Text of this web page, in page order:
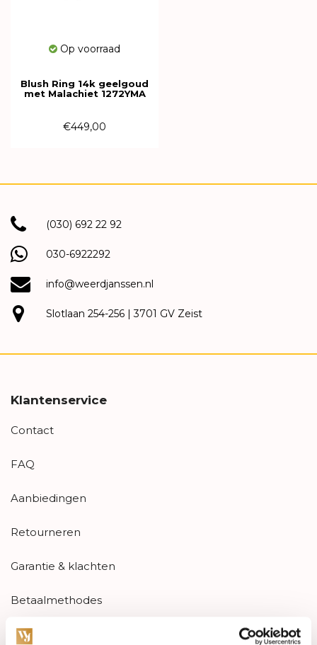
Op voorraad
Blush Ring 14k geelgoud
met Malachiet 1272YMA
€449,00
(030) 692 22 92
030-6922292
info@weerdjanssen.nl
Slotlaan 254-256 | 3701 GV Zeist
Klantenservice
Contact
FAQ
Aanbiedingen
Retourneren
Garantie & klachten
Betaalmethodes
Sitemap